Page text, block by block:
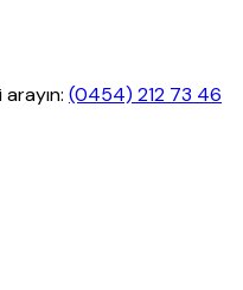
arayın: (0454) 212 73 46